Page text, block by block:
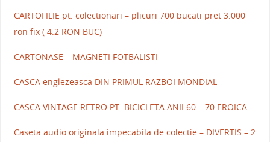
CARTOFILIE pt. colectionari – plicuri 700 bucati pret 3.000
ron fix ( 4.2 RON BUC)
CARTONASE – MAGNETI FOTBALISTI
CASCA englezeasca DIN PRIMUL RAZBOI MONDIAL –
CASCA VINTAGE RETRO PT. BICICLETA ANII 60 – 70 EROICA
Caseta audio originala impecabila de colectie – DIVERTIS – 2.